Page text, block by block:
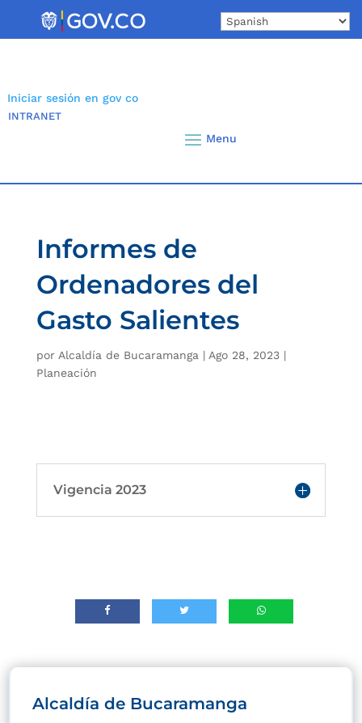
Iniciar sesión en gov co
INTRANET
Informes de
Ordenadores del
Gasto Salientes
por Alcaldía de Bucaramanga | Ago 28, 2023|
Planeación
Vigencia 2023
Alcaldía de Bucaramanga